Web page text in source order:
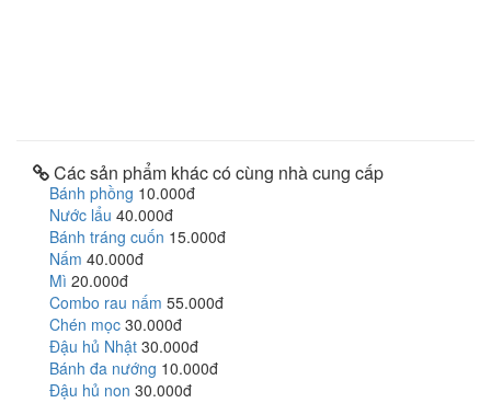
Các sản phẩm khác có cùng nhà cung cấp
Bánh phồng 10.000đ
Nước lẩu 40.000đ
Bánh tráng cuốn 15.000đ
Nấm 40.000đ
Mì 20.000đ
Combo rau nấm 55.000đ
Chén mọc 30.000đ
Đậu hủ Nhật 30.000đ
Bánh đa nướng 10.000đ
Đậu hủ non 30.000đ